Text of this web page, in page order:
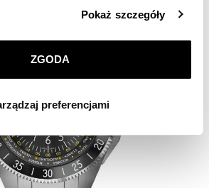
znajdziesz wPolityce
również wybrać jaki rodzaj plików
. W każdej chwili możesz
przez Ciebie plików cookie.
Pokaż szczegóły
ZGODA
preferencjami